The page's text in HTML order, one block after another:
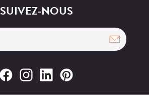
SUIVEZ-NOUS